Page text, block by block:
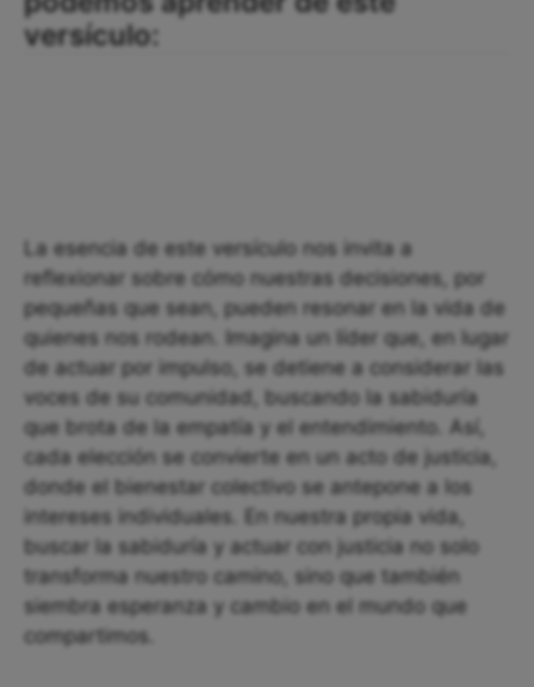
versículo:
La esencia de este versículo nos invita a
reflexionar sobre cómo nuestras decisiones, por
pequeñas que sean, pueden resonar en la vida de
quienes nos rodean. Imagina un líder que, en lugar
de actuar por impulso, se detiene a considerar las
voces de su comunidad, buscando la sabiduría
que brota de la empatía y el entendimiento. Así,
cada elección se convierte en un acto de justicia,
donde el bienestar colectivo se antepone a los
intereses individuales. En nuestra propia vida,
buscar la sabiduría y actuar con justicia no solo
transforma nuestro camino, sino que también
siembra esperanza y cambio en el mundo que
compartimos.